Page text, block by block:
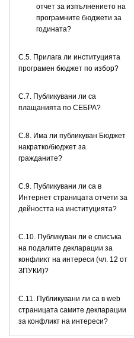
отчет за изпълнението на
програмните бюджети за
годината?
С.5. Прилага ли институцията
програмен бюджет по избор?
С.7. Публикувани ли са
плащанията по СЕБРА?
С.8. Има ли публикуван Бюджет
накратко/бюджет за
гражданите?
C.9. Публикувани ли са в
Интернет страницата отчети за
дейността на институцията?
C.10. Публикуван ли е списъка
на подалите декларации за
конфликт на интереси (чл. 12 от
ЗПУКИ)?
C.11. Публикувани ли са в web
страницата самите декларации
за конфликт на интереси?